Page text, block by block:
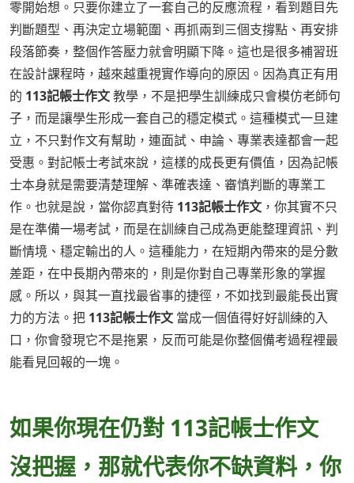
零開始想。只要你建立了一套自己的反應流程，看到題目先
判斷題型、再決定立場範圍、再抓兩到三個支撐點、再安排
段落節奏，整個作答壓力就會明顯下降。這也是很多補習班
在設計課程時，越來越重視實作導向的原因。因為真正有用
的 113記帳士作文教學，不是把學生訓練成只會模仿老師句
子，而是讓學生形成一套自己的穩定模式。這種模式一旦建
立，不只對作文有幫助，連面試、申論、專業表達都會一起
受惠。對記帳士考試來說，這樣的成長更有價值，因為記帳
士本身就是需要清楚理解、準確表達、審慎判斷的專業工
作。也就是說，當你認真對待 113記帳士作文 ，你其實不只
是在準備一場考試，而是在訓練自己成為更能整理資訊、判
斷情境、穩定輸出的人。這種能力，在短期內帶來的是分數
差距，在中長期內帶來的，則是你對自己專業形象的掌握
感。所以，與其一直找最省事的捷徑，不如找到最能長出實
力的方法。把 113記帳士作文 當成一個值得好好訓練的入
口，你會發現它不是拖累，反而可能是你整個備考過程裡最
能看見回報的一塊。
如果你現在仍對 113記帳士作文
沒把握，那就代表你不缺資料，你